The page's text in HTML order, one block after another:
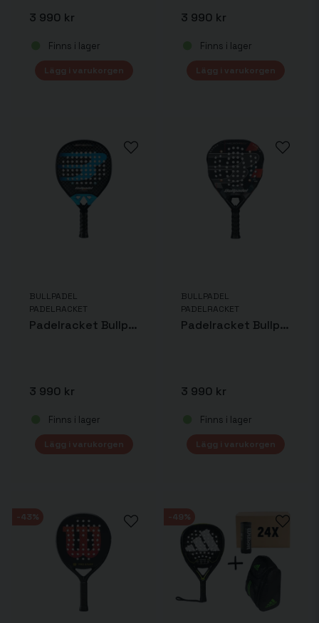
3 990 kr
Finns i lager
Lägg i varukorgen
3 990 kr
Finns i lager
Lägg i varukorgen
BULLPADEL
PADELRACKET
Padelracket Bullpadel Vertex 05 Hybrid
3 990 kr
Finns i lager
Lägg i varukorgen
BULLPADEL
PADELRACKET
Padelracket Bullpadel Neuron 02
3 990 kr
Finns i lager
Lägg i varukorgen
-43% -49%